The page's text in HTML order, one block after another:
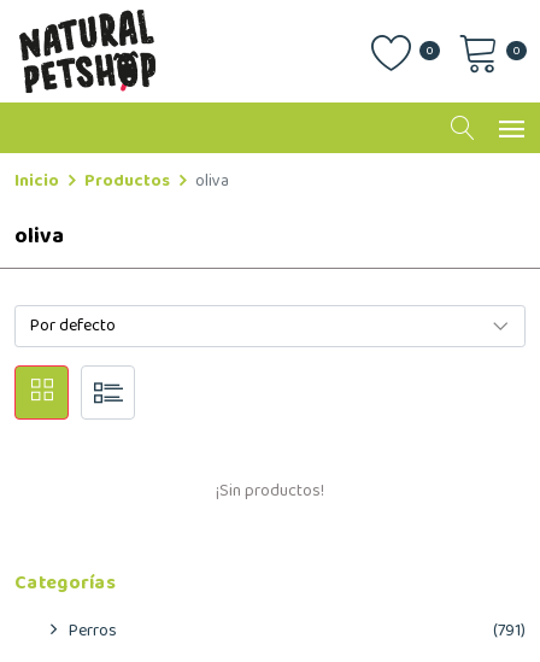
0 0
Inicio Productos oliva
oliva
¡Sin productos!
Categorías
Perros
(791)